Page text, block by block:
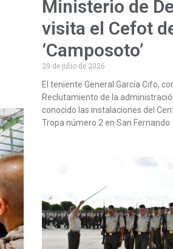
Ministerio de
visita el Cefot
‘Camposoto’
29 de julio de 2026
El teniente General García Cifo,
Reclutamiento de la
conocido las instalaciones del
Tropa número 2 en San Fernando